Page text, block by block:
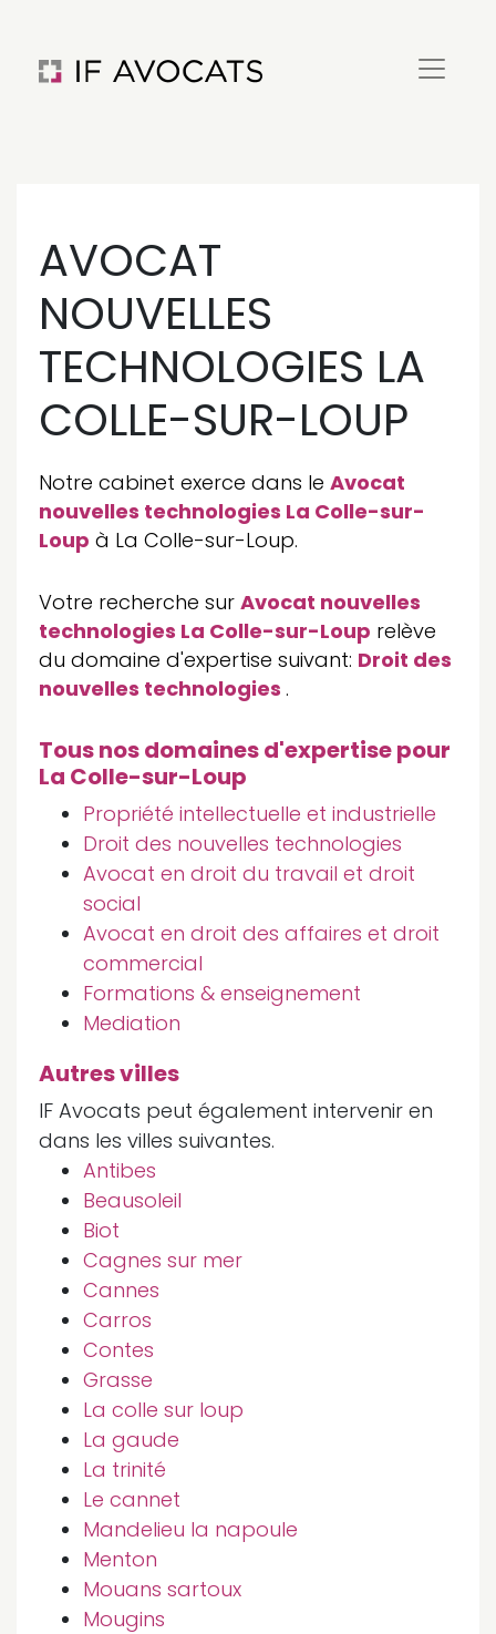
AVOCAT
NOUVELLES
TECHNOLOGIES LA
COLLE-SUR-LOUP
Notre cabinet exerce dans le Avocat
nouvelles technologies La Colle-sur-
Loup à La Colle-sur-Loup.
Votre recherche sur Avocat nouvelles
technologies La Colle-sur-Loup relève
du domaine d'expertise suivant: Droit des
nouvelles technologies .
Tous nos domaines d'expertise pour
La Colle-sur-Loup
Propriété intellectuelle et industrielle
Droit des nouvelles technologies
Avocat en droit du travail et droit
social
Avocat en droit des affaires et droit
commercial
Formations & enseignement
Mediation
Autres villes
IF Avocats peut également intervenir en
dans les villes suivantes.
Antibes
Beausoleil
Biot
Cagnes sur mer
Cannes
Carros
Contes
Grasse
La colle sur loup
La gaude
La trinité
Le cannet
Mandelieu la napoule
Menton
Mouans sartoux
Mougins